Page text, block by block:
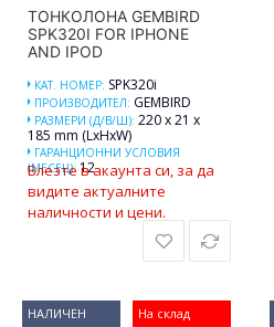
ТОНКОЛОНА GEMBIRD
SPK320I FOR IPHONE
AND IPOD
КАТ. НОМЕР: SPK320i
ПРОИЗВОДИТЕЛ: GEMBIRD
РАЗМЕРИ (Д/В/Ш): 220 x 21 x
185 mm (LxHxW)
ГАРАНЦИОННИ УСЛОВИЯ
(МЕСЕЦ): 12
Влезте в акаунта си, за да
видите актуалните
наличности и цени.
На склад
НАЛИЧЕН